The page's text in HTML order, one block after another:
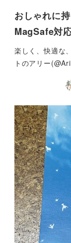
おしゃれに
MagSafe対
楽しく、快適な
トのアリー